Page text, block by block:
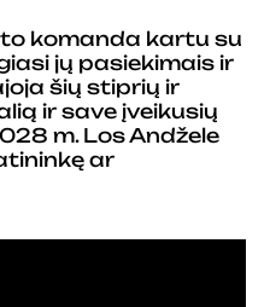
komanda kartu su
jų pasiekimais ir
šių stiprių ir
ir save įveikusių
m. Los Andžele
ar